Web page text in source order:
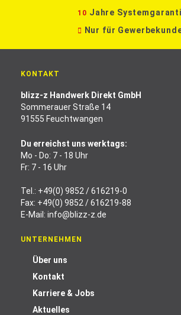
10 Jahre
Nur für
KONTAKT
blizz-z Handwerk Direkt GmbH
Sommerauer Straße 14
91555 Feuchtwangen
Du erreichst uns werktags:
Mo - Do: 7 - 18 Uhr
Fr: 7 - 16 Uhr
Tel.: +49(0) 9852 / 616219-0
Fax: +49(0) 9852 / 616219-88
E-Mail: info@blizz-z.de
UNTERNEHMEN
Über uns
Kontakt
Karriere & Jobs
Aktuelles